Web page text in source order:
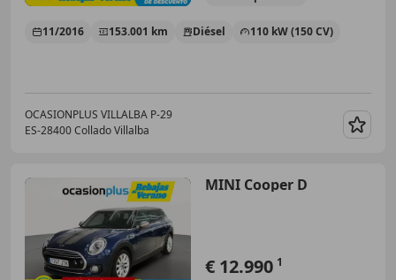
11/2016 153.001 km Diésel 110 kW (150 CV)
OCASIONPLUS VILLALBA P-29
ES-28400 Collado Villalba
MINI Cooper D
€ 12.990 1